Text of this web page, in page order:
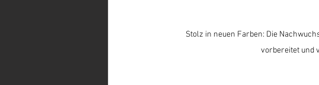
Stolz in neuen Farben: Die
vorbereitet und